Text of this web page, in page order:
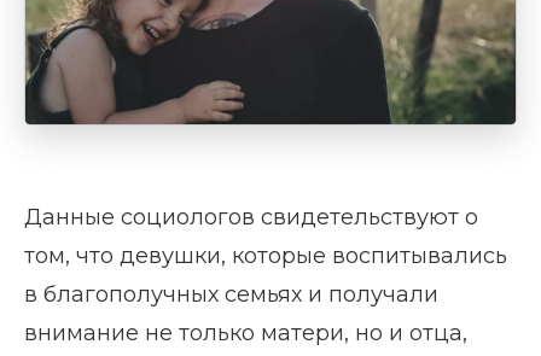
Данные социологов свидетельствуют о
том, что девушки, которые воспитывались
в благополучных семьях и получали
внимание не только матери, но и отца,